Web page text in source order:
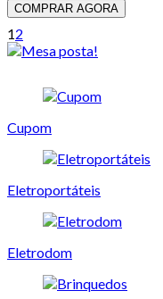
COMPRAR AGORA
12
Cupom
Eletroportáteis
Eletrodom